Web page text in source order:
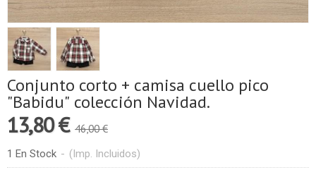
Conjunto corto + camisa cuello pico
"Babidu" colección Navidad.
13,80 € 46,00 €
1 En Stock - (Imp. Incluidos)